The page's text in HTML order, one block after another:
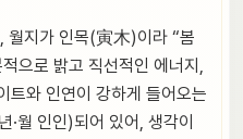
월지가 인목(寅木)이라 “봄
으로 밝고 직선적인 에너지,
트와 인연이 강하게 들어오는
월 인인)되어 있어, 생각이